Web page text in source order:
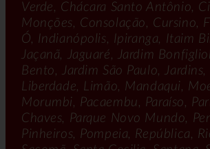
Verde, Chácara Santo Antônio,
Monções, Consolação, Cursino,
Ó, Indianópolis, Ipiranga, Itaim
Jaçanã, Jaguaré, Jardim
Bento, Jardim São Paulo, Jardins,
Liberdade, Limão, Mandaqui,
Morumbi, Pacaembu, Paraíso,
Chaves, Parque Novo Mundo,
Pinheiros, Pompeia, República,